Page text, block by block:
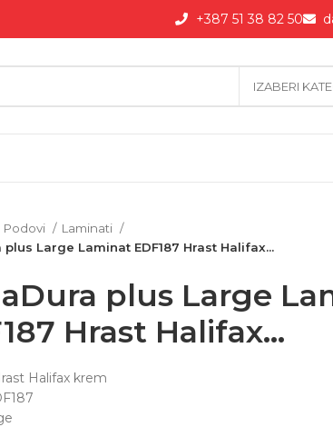
+387 51 38 82 50
Podovi
Laminati
Large Laminat EDF187 Hrast Halifax...
plus Large
Hrast Halifax...
Halifax krem